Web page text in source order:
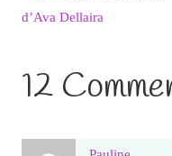
d’Ava Dellaira
12